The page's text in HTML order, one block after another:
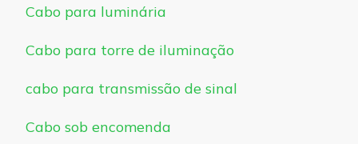
Cabo para luminária
Cabo para torre de iluminação
cabo para transmissão de sinal
Cabo sob encomenda